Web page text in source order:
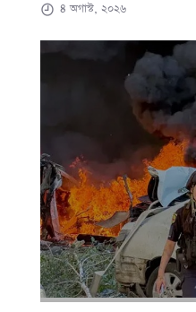
৪ অগাস্ট, ২০২৬